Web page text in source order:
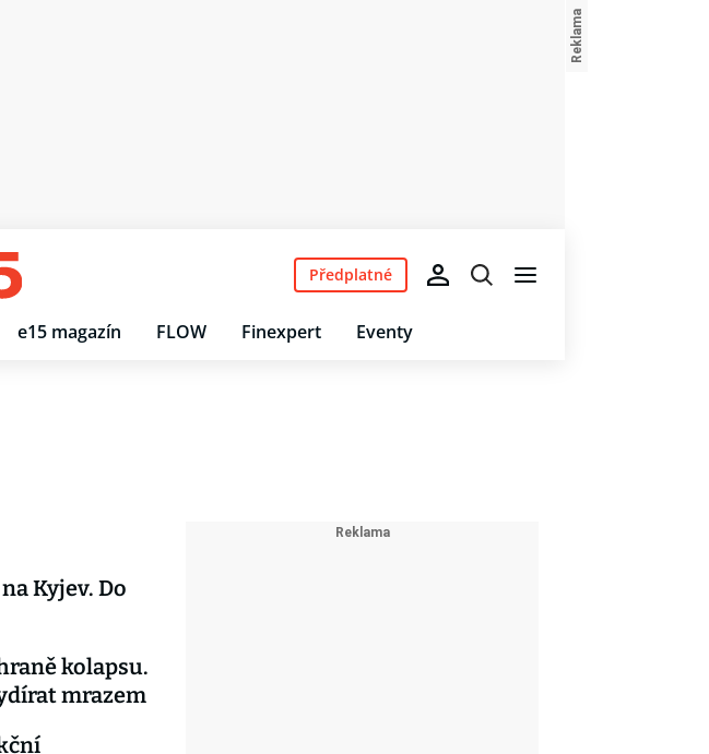
e15 magazín FLOW Finexpert Eventy
Předplatné
Kyjev. Do
kolapsu.
mrazem